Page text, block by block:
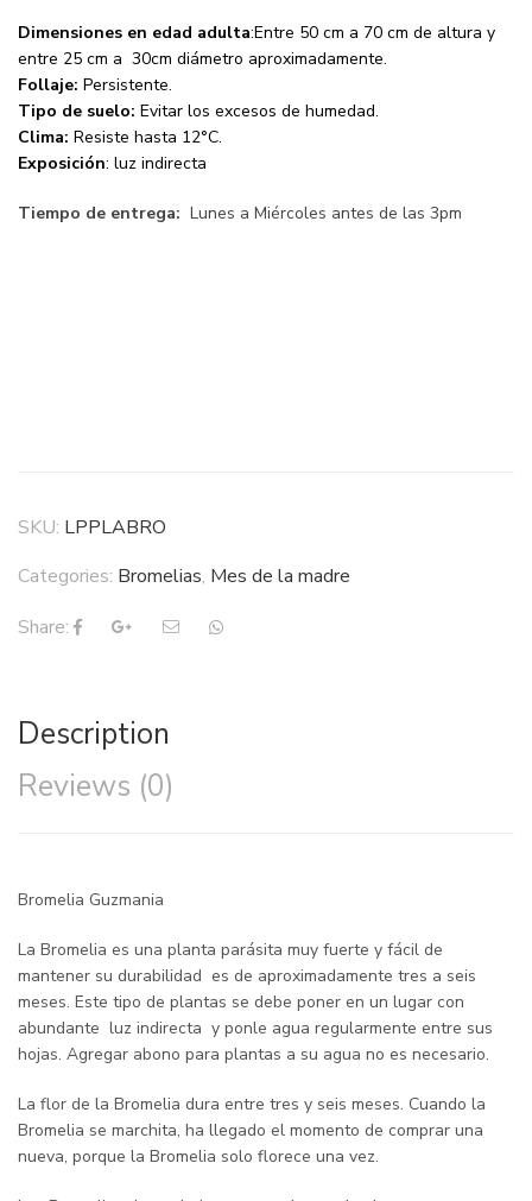
Dimensiones en edad adulta:Entre 50 cm a 70 cm de altura y
entre 25 cm a 30cm diámetro aproximadamente.
Follaje: Persistente.
Tipo de suelo: Evitar los excesos de humedad.
Clima: Resiste hasta 12°C.
Exposición: luz indirecta
Tiempo de entrega: Lunes a Miércoles antes de las 3pm
SKU: LPPLABRO
Categories: Bromelias, Mes de la madre
Share:
Description
Reviews (0)
Bromelia Guzmania
La Bromelia es una planta parásita muy fuerte y fácil de
mantener su durabilidad es de aproximadamente tres a seis
meses. Este tipo de plantas se debe poner en un lugar con
abundante luz indirecta y ponle agua regularmente entre sus
hojas. Agregar abono para plantas a su agua no es necesario.
La flor de la Bromelia dura entre tres y seis meses. Cuando la
Bromelia se marchita, ha llegado el momento de comprar una
nueva, porque la Bromelia solo florece una vez.